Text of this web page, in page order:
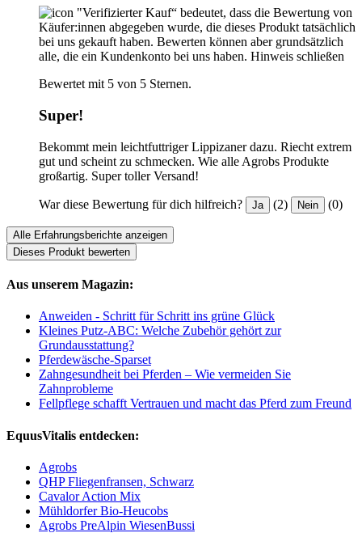
"Verifizierter Kauf“ bedeutet, dass die Bewertung von
Käufer:innen abgegeben wurde, die dieses Produkt tatsächlich
bei uns gekauft haben. Bewerten können aber grundsätzlich
alle, die ein Kundenkonto bei uns haben. Hinweis schließen
Bewertet mit 5 von 5 Sternen.
Super!
Bekommt mein leichtfuttriger Lippizaner dazu. Riecht extrem
gut und scheint zu schmecken. Wie alle Agrobs Produkte
großartig. Super toller Versand!
War diese Bewertung für dich hilfreich? Ja (2) Nein (0)
Alle Erfahrungsberichte anzeigen
Dieses Produkt bewerten
Aus unserem Magazin:
Anweiden - Schritt für Schritt ins grüne Glück
Kleines Putz-ABC: Welche Zubehör gehört zur
Grundausstattung?
Pferdewäsche-Sparset
Zahngesundheit bei Pferden – Wie vermeiden Sie
Zahnprobleme
Fellpflege schafft Vertrauen und macht das Pferd zum Freund
EquusVitalis entdecken:
Agrobs
QHP Fliegenfransen, Schwarz
Cavalor Action Mix
Mühldorfer Bio-Heucobs
Agrobs PreAlpin WiesenBussi